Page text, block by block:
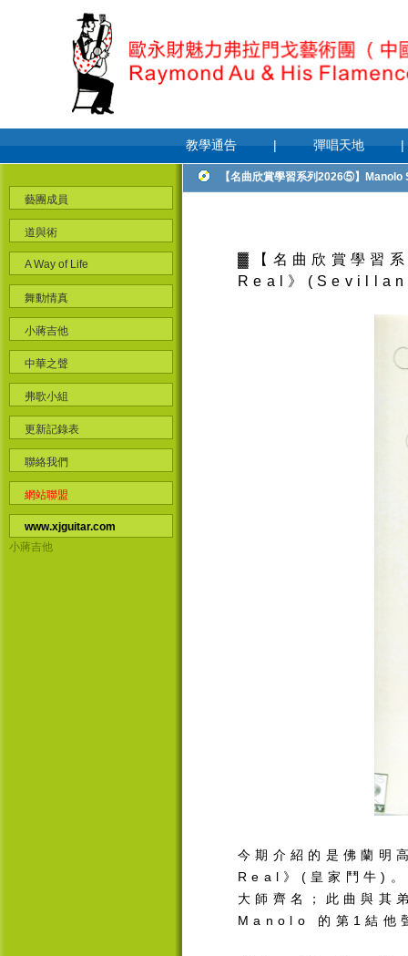
教學通告 | 彈唱天地 |
藝團成員
道與術
A Way of Life
舞動情真
小蔣吉他
中華之聲
弗歌小組
更新記錄表
聯絡我們
網站聯盟
www.xjguitar.com
小蔣吉他
【名曲欣賞學習系列2026⑤】
▓【名曲欣賞學
Real》
今期介紹的是佛蘭
Real》(皇家鬥牛)
大師齊名；此曲與
Manolo 的第1結他